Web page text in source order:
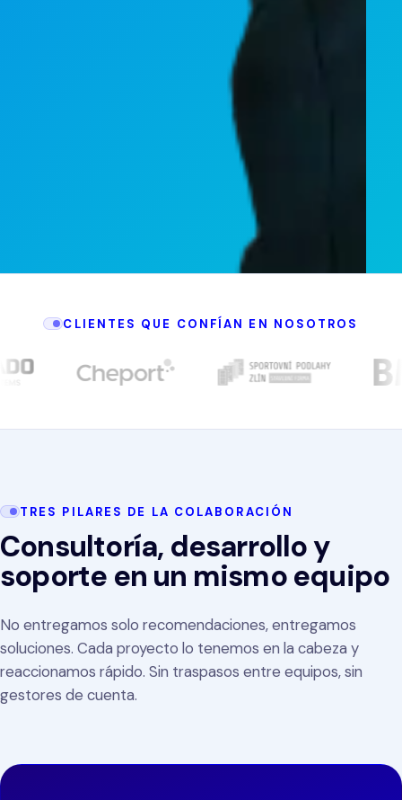
CLIENTES QUE CONFÍAN EN NOSOTROS
TRES PILARES DE LA COLABORACIÓN
Consultoría, desarrollo y
soporte en un mismo equipo
No entregamos solo recomendaciones, entregamos
soluciones. Cada proyecto lo tenemos en la cabeza y
reaccionamos rápido. Sin traspasos entre equipos, sin
gestores de cuenta.